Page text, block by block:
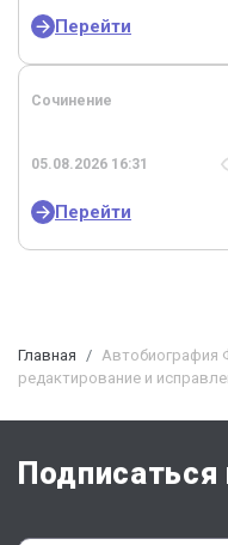
Перейти
Сочинение
05.08.2026 16:31
Перейти
Главная
Автобиография
редактирование и